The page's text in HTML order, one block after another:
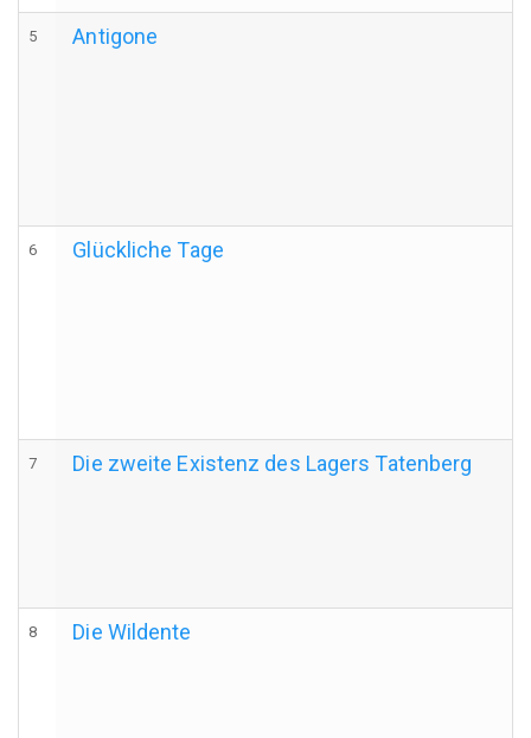
5 Antigone
6 Glückliche Tage
7 Die zweite Existenz des Lagers Tatenberg
8 Die Wildente